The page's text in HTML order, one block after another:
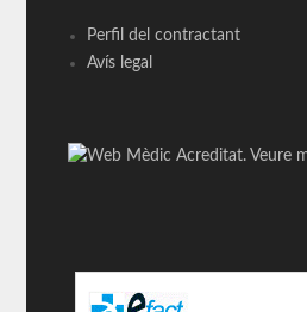
Perfil del contractant
Avís legal